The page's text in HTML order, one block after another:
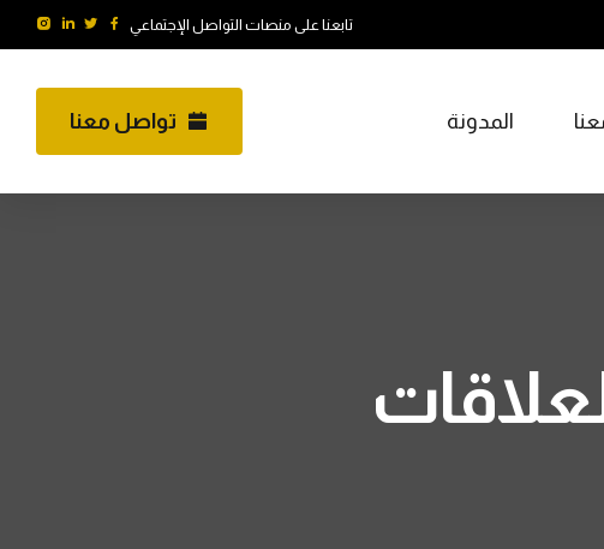
تابعنا على منصات التواصل الإجتماعي
تواصل معنا المدونة